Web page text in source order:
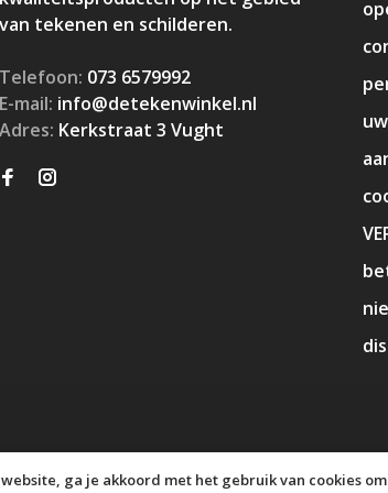
van tekenen en schilderen.
Telefoon: 073 6579992
E-mail: info@detekenwinkel.nl
Adres: Kerkstraat 3 Vught
ga je akkoord met het gebruik van cookies